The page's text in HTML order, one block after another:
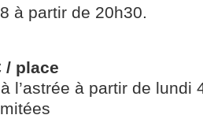
à partir de 20h30.
/ place
l’astrée à partir de lundi